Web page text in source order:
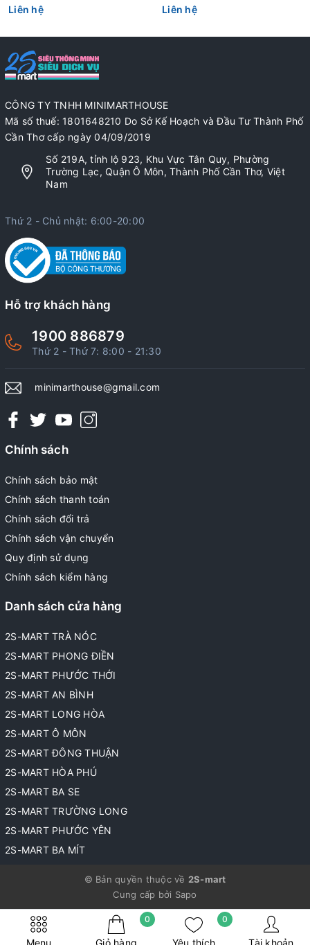
Menu Giỏ hàng
0
Yêu thích
0
Tài khoản
Liên hệ Liên hệ
CÔNG TY TNHH MINIMARTHOUSE
Mã số thuế: 1801648210 Do Sở Kế Hoạch và Đầu Tư Thành Phố
Cần Thơ cấp ngày 04/09/2019
Số 219A, tỉnh lộ 923, Khu Vực Tân Quy, Phường
Trường Lạc, Quận Ô Môn, Thành Phố Cần Thơ, Việt
Nam
Thứ 2 - Chủ nhật: 6:00-20:00
Hỗ trợ khách hàng
1900 886879
Thứ 2 - Thứ 7: 8:00 - 21:30
minimarthouse@gmail.com
Chính sách
Chính sách bảo mật
Chính sách thanh toán
Chính sách đổi trả
Chính sách vận chuyển
Quy định sử dụng
Chính sách kiểm hàng
Danh sách cửa hàng
2S-MART TRÀ NÓC
2S-MART PHONG ĐIỀN
2S-MART PHƯỚC THỚI
2S-MART AN BÌNH
2S-MART LONG HÒA
2S-MART Ô MÔN
2S-MART ĐÔNG THUẬN
2S-MART HÒA PHÚ
2S-MART BA SE
2S-MART TRƯỜNG LONG
2S-MART PHƯỚC YÊN
2S-MART BA MÍT
© Bản quyền thuộc về 2S-mart
Cung cấp bởi Sapo